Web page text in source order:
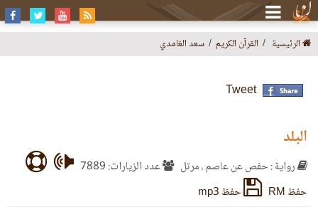
الرئيسية القرآن الكريم سعد الغامدي
Tweet
البلد
رواية : حفص عن عاصم ، مرتل
عدد الزيارات: 7889
حفظ RM
حفظ mp3